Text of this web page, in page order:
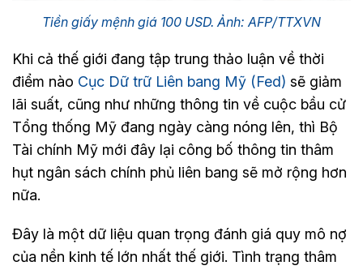
Tiền giấy mệnh giá 100 USD. Ảnh: AFP/TTXVN
Khi cả thế giới đang tập trung thảo luận về thời
điểm nào Cục Dữ trữ Liên bang Mỹ (Fed) sẽ giảm
lãi suất, cũng như những thông tin về cuộc bầu cử
Tổng thống Mỹ đang ngày càng nóng lên, thì Bộ
Tài chính Mỹ mới đây lại công bố thông tin thâm
hụt ngân sách chính phủ liên bang sẽ mở rộng hơn
nữa.
Đây là một dữ liệu quan trọng đánh giá quy mô nợ
của nền kinh tế lớn nhất thế giới. Tình trạng thâm